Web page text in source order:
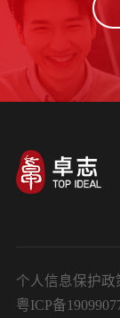
个人信息保护政
粤ICP备